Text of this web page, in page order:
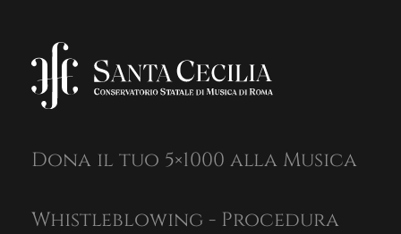
Dona il tuo 5×1000 alla Musica
Whistleblowing - Procedura